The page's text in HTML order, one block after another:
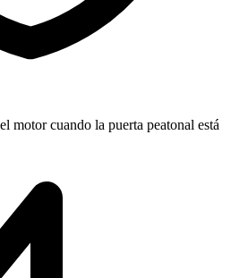
motor cuando la puerta peatonal está